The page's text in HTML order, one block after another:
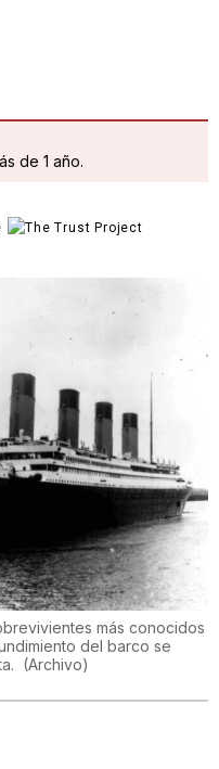
de 1 año.
más conocidos
del barco se
(Archivo)